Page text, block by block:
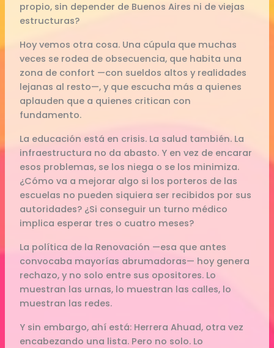
propio, sin depender de Buenos Aires ni de viejas
estructuras?
Hoy vemos otra cosa. Una cúpula que muchas
veces se rodea de obsecuencia, que habita una
zona de confort —con sueldos altos y realidades
lejanas al resto—, y que escucha más a quienes
aplauden que a quienes critican con
fundamento.
La educación está en crisis. La salud también. La
infraestructura no da abasto. Y en vez de encarar
esos problemas, se los niega o se los minimiza.
¿Cómo va a mejorar algo si los porteros de las
escuelas no pueden siquiera ser recibidos por sus
autoridades? ¿Si conseguir un turno médico
implica esperar tres o cuatro meses?
La política de la Renovación —esa que antes
convocaba mayorías abrumadoras— hoy genera
rechazo, y no solo entre sus opositores. Lo
muestran las urnas, lo muestran las calles, lo
muestran las redes.
Y sin embargo, ahí está: Herrera Ahuad, otra vez
encabezando una lista. Pero no solo. Lo